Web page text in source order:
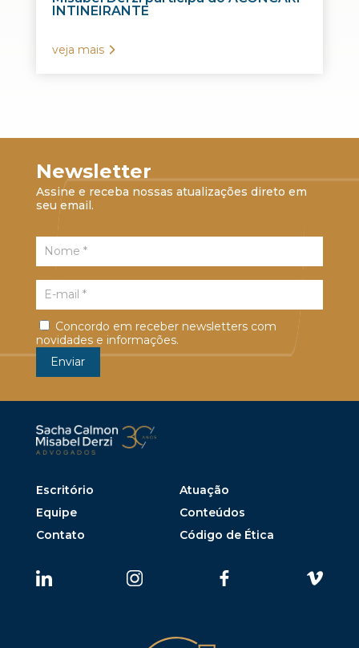
INTINEIRANTE
veja mais
Newsletter
Assine e receba nossas atualizações direto em
seu email.
Concordo em receber newsletters com
novidades e informações.
Escritório
Atuação
Equipe
Conteúdos
Contato
Código de Ética